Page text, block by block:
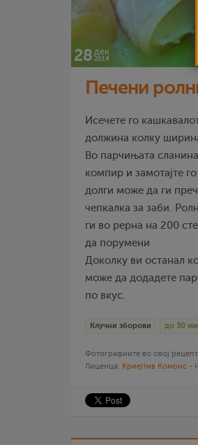
28 дек
2014
Печени
Исечете го
должина колку
Во парчињата
компир и замотајте
долги може да ги
чепкалка за заби.
ги во рерна на 200
да порумени
Доколку ви останал
може да додадете
по вкус.
Клучни зборови до 30
Фотографиите во овој
Лиценца: Криејтив Комонс -